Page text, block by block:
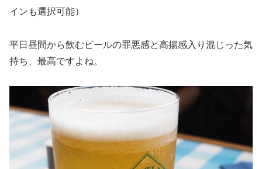
インも選択可能）
平日昼間から飲むビールの罪悪感と高揚感入り混じった気
持ち、最高ですよね。